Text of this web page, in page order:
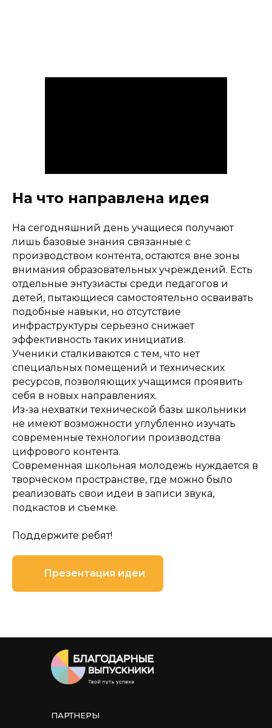
На что направлена идея
На сегодняшний день учащиеся получают
лишь базовые знания связанные с
производством контента, остаются вне зоны
внимания образовательных учреждений. Есть
отдельные энтузиасты среди педагогов и
детей, пытающиеся самостоятельно осваивать
подобные навыки, но отсутствие
инфраструктуры серьезно снижает
эффективность таких инициатив.
Ученики сталкиваются с тем, что нет
специальных помещений и технических
ресурсов, позволяющих учащимся проявить
себя в новых направлениях.
Из-за нехватки технической базы школьники
не имеют возможности углубленно изучать
современные технологии производства
цифрового контента.
Современная школьная молодежь нуждается в
творческом пространстве, где можно было
реализовать свои идеи в записи звука,
подкастов и съемке.
Поддержите ребят!
Презентация идеи
ПАРТНЕРЫ